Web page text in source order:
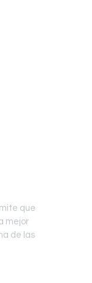
que
mejor
de las